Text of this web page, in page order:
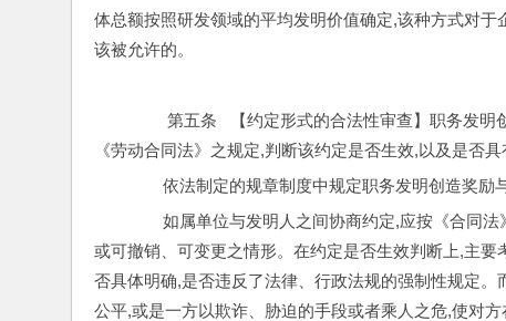
体总额按照研发领域的平均发明价值确定,该种方式对
该被允许的。
第五条   【约定形式的合法性审查】职务发明
《劳动合同法》之规定,判断该约定是否生效,以及是否
依法制定的规章制度中规定职务发明创造奖励与
如属单位与发明人之间协商约定,应按《合同法
或可撤销、可变更之情形。在约定是否生效判断上,主
否具体明确,是否违反了法律、行政法规的强制性规定
公平,或是一方以欺诈、胁迫的手段或者乘人之危,使对方